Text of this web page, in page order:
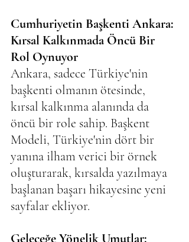
Cumhuriyetin Başkenti Ankara:
Kırsal Kalkınmada Öncü Bir
Rol Oynuyor
Ankara, sadece Türkiye'nin
başkenti olmanın ötesinde,
kırsal kalkınma alanında da
öncü bir role sahip. Başkent
Modeli, Türkiye'nin dört bir
yanına ilham verici bir örnek
oluşturarak, kırsalda yazılmaya
başlanan başarı hikayesine yeni
sayfalar ekliyor.
Geleceğe Yönelik Umutlar: